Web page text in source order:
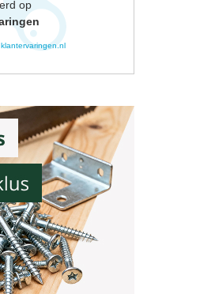
op
klantervaringen.nl